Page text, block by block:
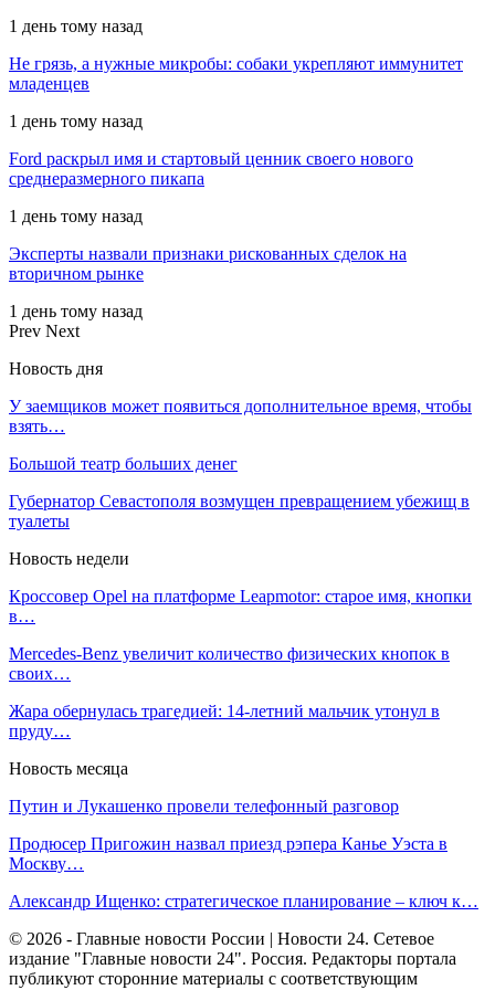
1 день тому назад
Не грязь, а нужные микробы: собаки укрепляют иммунитет
младенцев
1 день тому назад
Ford раскрыл имя и стартовый ценник своего нового
среднеразмерного пикапа
1 день тому назад
Эксперты назвали признаки рискованных сделок на
вторичном рынке
1 день тому назад
Prev Next
Новость дня
У заемщиков может появиться дополнительное время, чтобы
взять…
Большой театр больших денег
Губернатор Севастополя возмущен превращением убежищ в
туалеты
Новость недели
Кроссовер Opel на платформе Leapmotor: старое имя, кнопки
в…
Mercedes-Benz увеличит количество физических кнопок в
своих…
Жара обернулась трагедией: 14-летний мальчик утонул в
пруду…
Новость месяца
Путин и Лукашенко провели телефонный разговор
Продюсер Пригожин назвал приезд рэпера Канье Уэста в
Москву…
Александр Ищенко: стратегическое планирование – ключ к…
© 2026 - Главные новости России | Новости 24. Сетевое
издание "Главные новости 24". Россия. Редакторы портала
публикуют сторонние материалы с соответствующим